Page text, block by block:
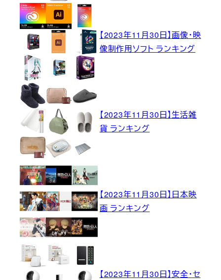
【2023年11月30日】画像・映
像制作用ソフト ランキング
【2023年11月30日】生活雑
貨 ランキング
【2023年11月30日】日本映
画 ランキング
【2023年11月30日】安全・セ